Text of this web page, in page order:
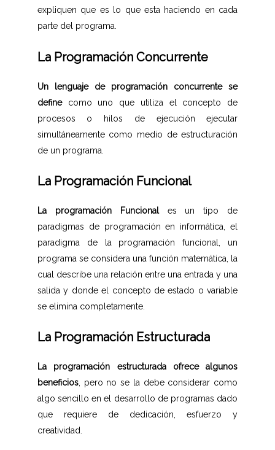
expliquen que es lo que esta haciendo en cada
parte del programa.
La Programación Concurrente
Un lenguaje de programación concurrente se
definecomo uno que utiliza el concepto de
procesos o hilos de ejecución ejecutar
simultáneamente como medio de estructuración
de un programa.
La Programación Funcional
La programación Funcional es un tipo de
paradigmas de programación en informática, el
paradigma de la programación funcional, un
programa se considera una función matemática, la
cual describe una relación entre una entrada y una
salida y donde el concepto de estado o variable
se elimina completamente.
La Programación Estructurada
La programación estructurada ofrece algunos
beneficios, pero no se la debe considerar como
algo sencillo en el desarrollo de programas dado
que requiere de dedicación, esfuerzo y
creatividad.